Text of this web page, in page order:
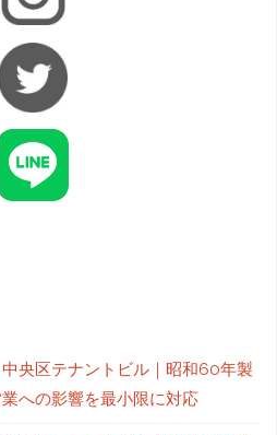
央区テナントビル｜昭和60年製
への影響を最小限に対応